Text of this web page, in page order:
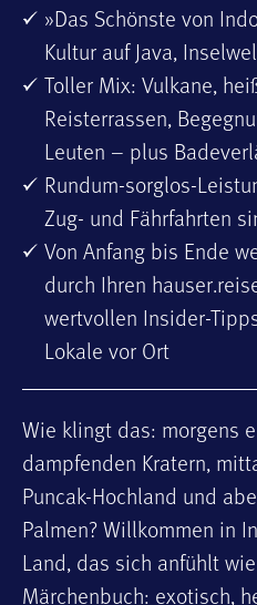
»Das Schönste von
Kultur auf Java,
Toller Mix: Vulkane,
Reisterrassen,
Leuten – plus
Rundum-sorglos-
Zug- und Fährfahrten
Von Anfang bis Ende
durch Ihren
wertvollen Insider-
Lokale vor Ort
Wie klingt das: morgens
dampfenden Kratern,
Puncak-Hochland und
Palmen? Willkommen in
Land, das sich anfühlt
Märchenbuch: exotisch,